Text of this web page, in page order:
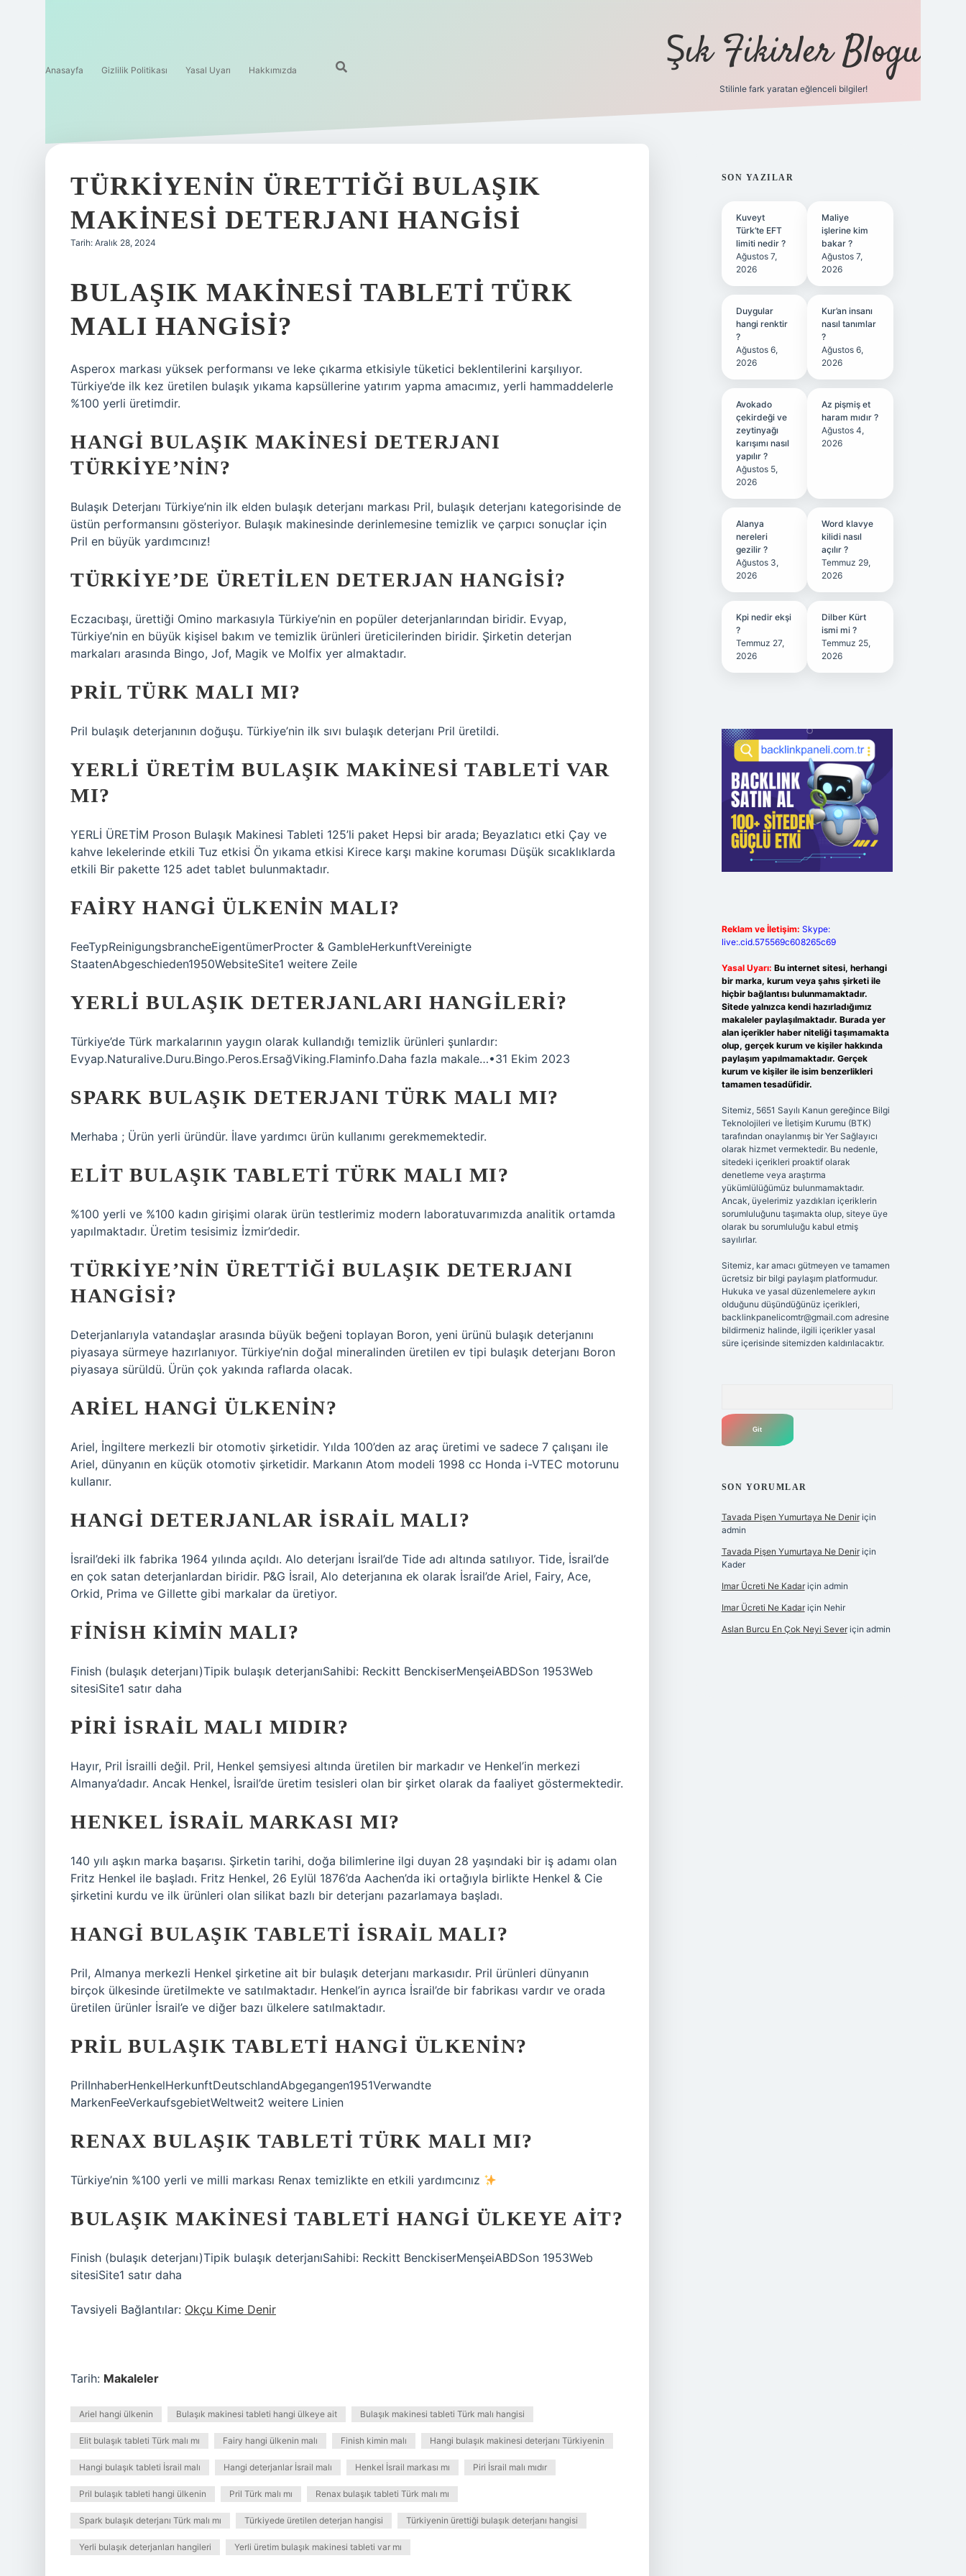
Anasayfa Gizlilik Politikası Yasal Uyarı Hakkımızda Şık Fikirler Blogu
Stilinle fark yaratan eğlenceli bilgiler!
TÜRKIYENIN ÜRETTIĞI BULAŞIK
MAKINESI DETERJANI HANGISI
Tarih: Aralık 28, 2024
BULAŞIK MAKINESI TABLETI TÜRK
MALI HANGISI?
Asperox markası yüksek performansı ve leke çıkarma etkisiyle tüketici beklentilerini karşılıyor.
Türkiye’de ilk kez üretilen bulaşık yıkama kapsüllerine yatırım yapma amacımız, yerli hammaddelerle
%100 yerli üretimdir.
HANGI BULAŞIK MAKINESI DETERJANI
TÜRKIYE’NIN?
Bulaşık Deterjanı Türkiye’nin ilk elden bulaşık deterjanı markası Pril, bulaşık deterjanı kategorisinde de
üstün performansını gösteriyor. Bulaşık makinesinde derinlemesine temizlik ve çarpıcı sonuçlar için
Pril en büyük yardımcınız!
TÜRKIYE’DE ÜRETILEN DETERJAN HANGISI?
Eczacıbaşı, ürettiği Omino markasıyla Türkiye’nin en popüler deterjanlarından biridir. Evyap,
Türkiye’nin en büyük kişisel bakım ve temizlik ürünleri üreticilerinden biridir. Şirketin deterjan
markaları arasında Bingo, Jof, Magik ve Molfix yer almaktadır.
PRIL TÜRK MALI MI?
Pril bulaşık deterjanının doğuşu. Türkiye’nin ilk sıvı bulaşık deterjanı Pril üretildi.
YERLI ÜRETIM BULAŞIK MAKINESI TABLETI VAR
MI?
YERLİ ÜRETİM Proson Bulaşık Makinesi Tableti 125’li paket Hepsi bir arada; Beyazlatıcı etki Çay ve
kahve lekelerinde etkili Tuz etkisi Ön yıkama etkisi Kirece karşı makine koruması Düşük sıcaklıklarda
etkili Bir pakette 125 adet tablet bulunmaktadır.
FAIRY HANGI ÜLKENIN MALI?
FeeTypReinigungsbrancheEigentümerProcter & GambleHerkunftVereinigte
StaatenAbgeschieden1950WebsiteSite1 weitere Zeile
YERLI BULAŞIK DETERJANLARI HANGILERI?
Türkiye’de Türk markalarının yaygın olarak kullandığı temizlik ürünleri şunlardır:
Evyap.Naturalive.Duru.Bingo.Peros.ErsağViking.Flaminfo.Daha fazla makale…•31 Ekim 2023
SPARK BULAŞIK DETERJANI TÜRK MALI MI?
Merhaba ; Ürün yerli üründür. İlave yardımcı ürün kullanımı gerekmemektedir.
ELIT BULAŞIK TABLETI TÜRK MALI MI?
%100 yerli ve %100 kadın girişimi olarak ürün testlerimiz modern laboratuvarımızda analitik ortamda
yapılmaktadır. Üretim tesisimiz İzmir’dedir.
TÜRKIYE’NIN ÜRETTIĞI BULAŞIK DETERJANI
HANGISI?
Deterjanlarıyla vatandaşlar arasında büyük beğeni toplayan Boron, yeni ürünü bulaşık deterjanını
piyasaya sürmeye hazırlanıyor. Türkiye’nin doğal mineralinden üretilen ev tipi bulaşık deterjanı Boron
piyasaya sürüldü. Ürün çok yakında raflarda olacak.
ARIEL HANGI ÜLKENIN?
Ariel, İngiltere merkezli bir otomotiv şirketidir. Yılda 100’den az araç üretimi ve sadece 7 çalışanı ile
Ariel, dünyanın en küçük otomotiv şirketidir. Markanın Atom modeli 1998 cc Honda i-VTEC motorunu
kullanır.
HANGI DETERJANLAR İSRAIL MALI?
İsrail’deki ilk fabrika 1964 yılında açıldı. Alo deterjanı İsrail’de Tide adı altında satılıyor. Tide, İsrail’de
en çok satan deterjanlardan biridir. P&G İsrail, Alo deterjanına ek olarak İsrail’de Ariel, Fairy, Ace,
Orkid, Prima ve Gillette gibi markalar da üretiyor.
FINISH KIMIN MALI?
Finish (bulaşık deterjanı)Tipik bulaşık deterjanıSahibi: Reckitt BenckiserMenşeiABDSon 1953Web
sitesiSite1 satır daha
PIRI İSRAIL MALI MIDIR?
Hayır, Pril İsrailli değil. Pril, Henkel şemsiyesi altında üretilen bir markadır ve Henkel’in merkezi
Almanya’dadır. Ancak Henkel, İsrail’de üretim tesisleri olan bir şirket olarak da faaliyet göstermektedir.
HENKEL İSRAIL MARKASI MI?
140 yılı aşkın marka başarısı. Şirketin tarihi, doğa bilimlerine ilgi duyan 28 yaşındaki bir iş adamı olan
Fritz Henkel ile başladı. Fritz Henkel, 26 Eylül 1876’da Aachen’da iki ortağıyla birlikte Henkel & Cie
şirketini kurdu ve ilk ürünleri olan silikat bazlı bir deterjanı pazarlamaya başladı.
HANGI BULAŞIK TABLETI İSRAIL MALI?
Pril, Almanya merkezli Henkel şirketine ait bir bulaşık deterjanı markasıdır. Pril ürünleri dünyanın
birçok ülkesinde üretilmekte ve satılmaktadır. Henkel’in ayrıca İsrail’de bir fabrikası vardır ve orada
üretilen ürünler İsrail’e ve diğer bazı ülkelere satılmaktadır.
PRIL BULAŞIK TABLETI HANGI ÜLKENIN?
PrilInhaberHenkelHerkunftDeutschlandAbgegangen1951Verwandte
MarkenFeeVerkaufsgebietWeltweit2 weitere Linien
RENAX BULAŞIK TABLETI TÜRK MALI MI?
Türkiye’nin %100 yerli ve milli markası Renax temizlikte en etkili yardımcınız
BULAŞIK MAKINESI TABLETI HANGI ÜLKEYE AIT?
Finish (bulaşık deterjanı)Tipik bulaşık deterjanıSahibi: Reckitt BenckiserMenşeiABDSon 1953Web
sitesiSite1 satır daha
Tavsiyeli Bağlantılar: Okçu Kime Denir
Tarih: Makaleler
Ariel hangi ülkenin Bulaşık makinesi tableti hangi ülkeye ait Bulaşık makinesi tableti Türk malı hangisi
Elit bulaşık tableti Türk malı mı Fairy hangi ülkenin malı Finish kimin malı Hangi bulaşık makinesi deterjanı Türkiyenin
Hangi bulaşık tableti İsrail malı Hangi deterjanlar İsrail malı Henkel İsrail markası mı Piri İsrail malı mıdır
Pril bulaşık tableti hangi ülkenin Pril Türk malı mı Renax bulaşık tableti Türk malı mı
Spark bulaşık deterjanı Türk malı mı Türkiyede üretilen deterjan hangisi Türkiyenin ürettiği bulaşık deterjanı hangisi
Yerli bulaşık deterjanları hangileri Yerli üretim bulaşık makinesi tableti var mı
SIDEBAR
SON YAZILAR
Kuveyt
Türk’te EFT
limiti nedir ?
Ağustos 7,
2026
Maliye
işlerine kim
bakar ?
Ağustos 7,
2026
Duygular
hangi renktir
?
Ağustos 6,
2026
Kur’an insanı
nasıl tanımlar
?
Ağustos 6,
2026
Avokado
çekirdeği ve
zeytinyağı
karışımı nasıl
yapılır ?
Ağustos 5,
2026
Az pişmiş et
haram mıdır ?
Ağustos 4,
2026
Alanya
nereleri
gezilir ?
Ağustos 3,
2026
Word klavye
kilidi nasıl
açılır ?
Temmuz 29,
2026
Kpi nedir ekşi
?
Temmuz 27,
2026
Dilber Kürt
ismi mi ?
Temmuz 25,
2026
Reklam ve İletişim: Skype:
live:.cid.575569c608265c69
Yasal Uyarı: Bu internet sitesi, herhangi
bir marka, kurum veya şahıs şirketi ile
hiçbir bağlantısı bulunmamaktadır.
Sitede yalnızca kendi hazırladığımız
makaleler paylaşılmaktadır. Burada yer
alan içerikler haber niteliği taşımamakta
olup, gerçek kurum ve kişiler hakkında
paylaşım yapılmamaktadır. Gerçek
kurum ve kişiler ile isim benzerlikleri
tamamen tesadüfidir.
Sitemiz, 5651 Sayılı Kanun gereğince Bilgi
Teknolojileri ve İletişim Kurumu (BTK)
tarafından onaylanmış bir Yer Sağlayıcı
olarak hizmet vermektedir. Bu nedenle,
sitedeki içerikleri proaktif olarak
denetleme veya araştırma
yükümlülüğümüz bulunmamaktadır.
Ancak, üyelerimiz yazdıkları içeriklerin
sorumluluğunu taşımakta olup, siteye üye
olarak bu sorumluluğu kabul etmiş
sayılırlar.
Sitemiz, kar amacı gütmeyen ve tamamen
ücretsiz bir bilgi paylaşım platformudur.
Hukuka ve yasal düzenlemelere aykırı
olduğunu düşündüğünüz içerikleri,
backlinkpanelicomtr@gmail.comadresine
bildirmeniz halinde, ilgili içerikler yasal
süre içerisinde sitemizden kaldırılacaktır.
SON YORUMLAR
Tavada Pişen Yumurtaya Ne Deniriçin
admin
Tavada Pişen Yumurtaya Ne Deniriçin
Kader
Imar Ücreti Ne Kadariçin admin
Imar Ücreti Ne Kadariçin Nehir
Aslan Burcu En Çok Neyi Severiçin admin